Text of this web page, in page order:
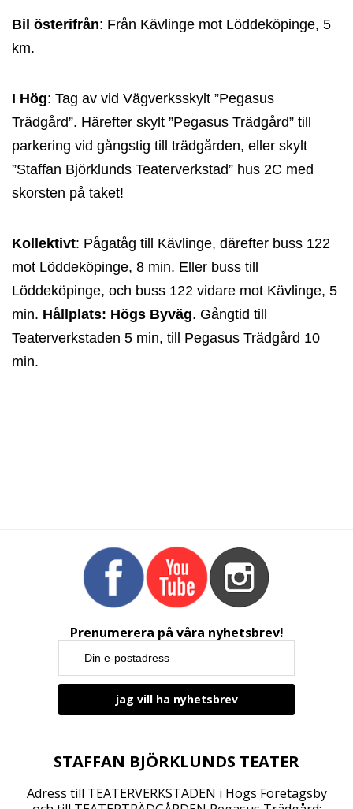
Bil österifrån: Från Kävlinge mot Löddeköpinge, 5
km.
I Hög: Tag av vid Vägverksskylt ”Pegasus
Trädgård”. Härefter skylt ”Pegasus Trädgård” till
parkering vid gångstig till trädgården, eller skylt
”Staffan Björklunds Teaterverkstad” hus 2C med
skorsten på taket!
Kollektivt: Pågatåg till Kävlinge, därefter buss 122
mot Löddeköpinge, 8 min. Eller buss till
Löddeköpinge, och buss 122 vidare mot Kävlinge, 5
min. Hållplats: Högs Byväg. Gångtid till
Teaterverkstaden 5 min, till Pegasus Trädgård 10
min.
Prenumerera på våra nyhetsbrev!
STAFFAN BJÖRKLUNDS TEATER
Adress till TEATERVERKSTADEN i Högs Företagsby